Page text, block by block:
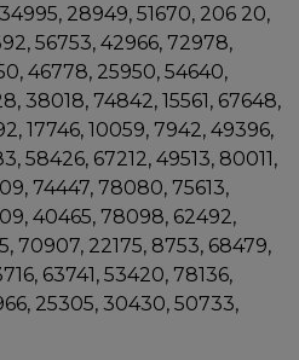
34995, 28949, 51670, 206 20,
56753, 42966, 72978,
46778, 25950, 54640,
38018, 74842, 15561, 67648,
17746, 10059, 7942, 49396,
58426, 67212, 49513, 80011,
74447, 78080, 75613,
40465, 78098, 62492,
70907, 22175, 8753, 68479,
63741, 53420, 78136,
25305, 30430, 50733,